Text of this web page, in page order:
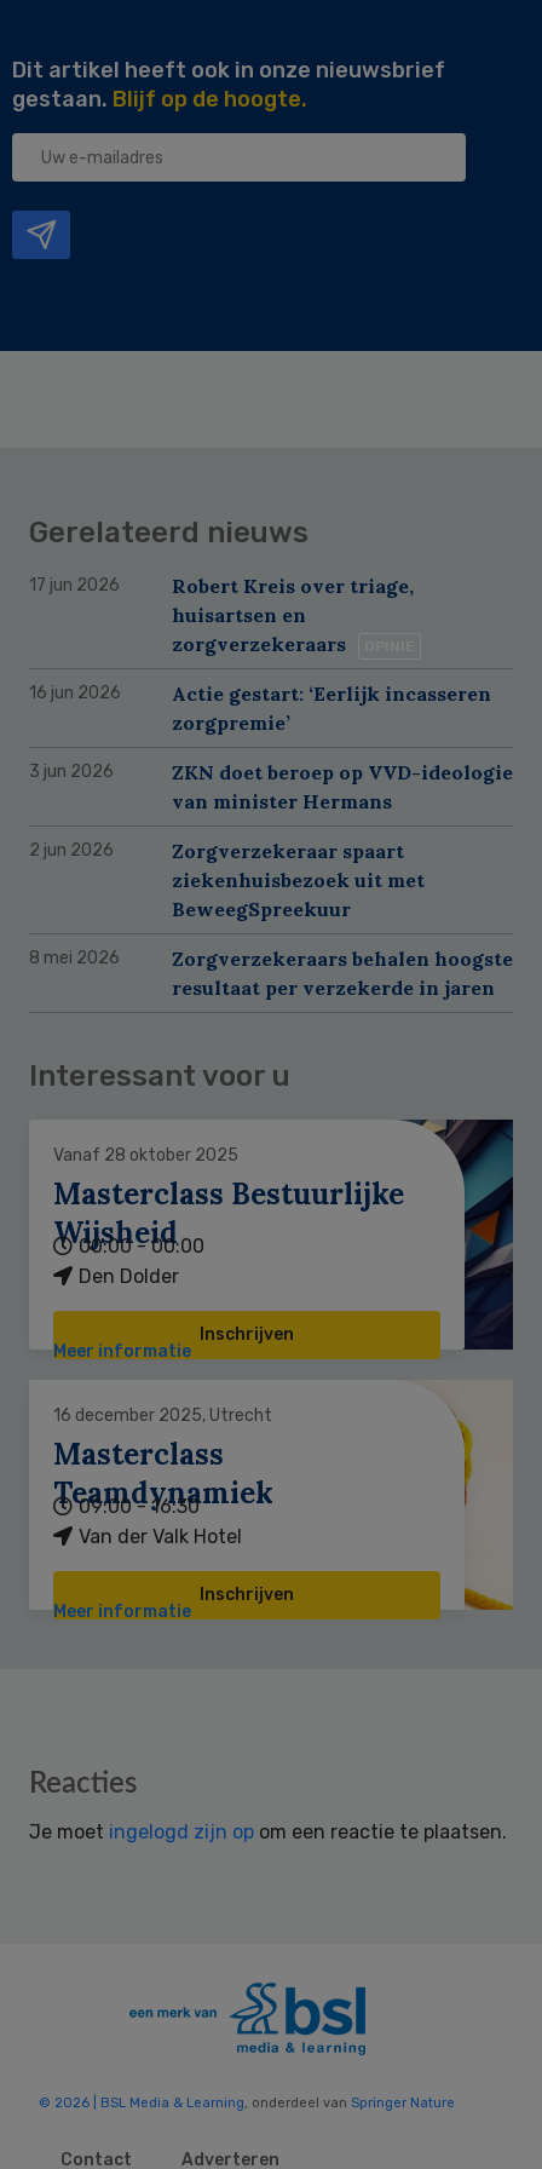
Dit artikel heeft ook in onze nieuwsbrief
gestaan. Blijf op de hoogte.
Uw
Gerelateerd nieuws
17 jun 2026
Robert Kreis over triage,
huisartsen en
zorgverzekeraars
16 jun 2026
Actie gestart: ‘Eerlijk incasseren
zorgpremie’
3 jun 2026
ZKN doet beroep op VVD-ideologie
van minister Hermans
2 jun 2026
Zorgverzekeraar spaart
ziekenhuisbezoek uit met
BeweegSpreekuur
8 mei 2026
Zorgverzekeraars behalen hoogste
resultaat per verzekerde in jaren
Interessant voor u
Vanaf 28 oktober 2025
Masterclass Bestuurlijke
Wijsheid
00:00 - 00:00
Den Dolder
Inschrijven
Meer informatie
16 december 2025, Utrecht
Masterclass
Teamdynamiek
09:00 - 16:30
Van der Valk Hotel
Inschrijven
Meer informatie
Reader
Reacties
Je moet ingelogd zijn op om een reactie te plaatsen.
© 2026 | BSL Media & Learning, onderdeel van Springer Nature
Contact Adverteren